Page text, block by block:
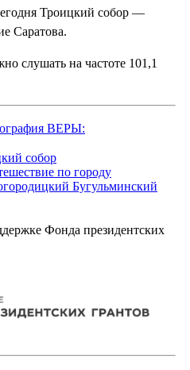
Троицкий собор —
Саратова.
слушать на частоте 101,1
ВЕРЫ:
собор
по городу
Бугульминский
Фонда президентских